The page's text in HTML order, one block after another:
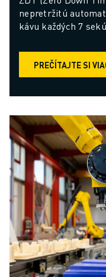
nepretržitú
kávu každých 7
PREČÍTAJTE SI